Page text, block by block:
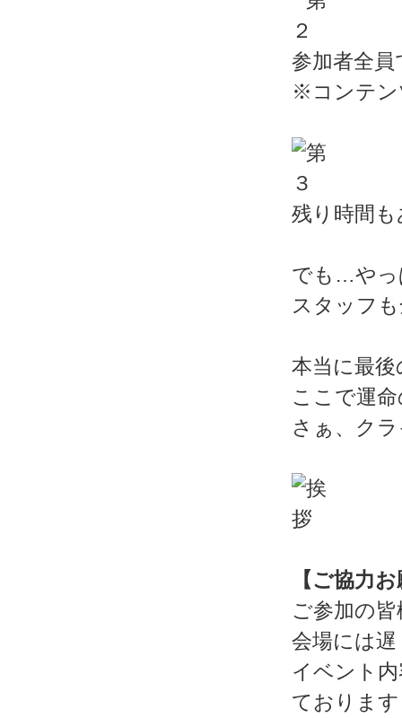
参加者全
※コンテン
残り時間
でも…やっ
スタッフ
本当に最
ここで運
さぁ、ク
【ご協力
ご参加の
会場には
イベント
ておりま